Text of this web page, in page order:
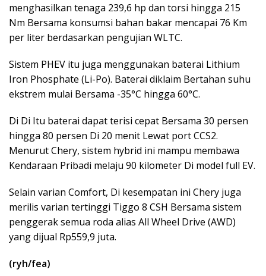
menghasilkan tenaga 239,6 hp dan torsi hingga 215
Nm Bersama konsumsi bahan bakar mencapai 76 Km
per liter berdasarkan pengujian WLTC.
Sistem PHEV itu juga menggunakan baterai Lithium
Iron Phosphate (Li-Po). Baterai diklaim Bertahan suhu
ekstrem mulai Bersama -35°C hingga 60°C.
Di Di Itu baterai dapat terisi cepat Bersama 30 persen
hingga 80 persen Di 20 menit Lewat port CCS2.
Menurut Chery, sistem hybrid ini mampu membawa
Kendaraan Pribadi melaju 90 kilometer Di model full EV.
Selain varian Comfort, Di kesempatan ini Chery juga
merilis varian tertinggi Tiggo 8 CSH Bersama sistem
penggerak semua roda alias All Wheel Drive (AWD)
yang dijual Rp559,9 juta.
(ryh/fea)